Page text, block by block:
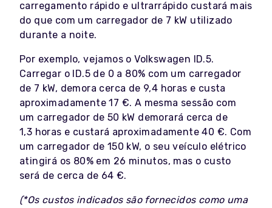
carregamento rápido e ultrarrápido custará mais
do que com um carregador de 7 kW utilizado
durante a noite.
Por exemplo, vejamos oVolkswagen ID.5.
Carregar o ID.5 de 0 a 80% com um carregador
de 7 kW, demora cerca de 9,4 horas e custa
aproximadamente 17 €. A mesma sessão com
um carregador de 50 kW demorará cerca de
1,3 horas e custará aproximadamente 40 €. Com
um carregador de 150 kW, o seu veículo elétrico
atingirá os 80% em 26 minutos, mas o custo
será de cerca de 64 €.
(*Os custos indicados são fornecidos como uma